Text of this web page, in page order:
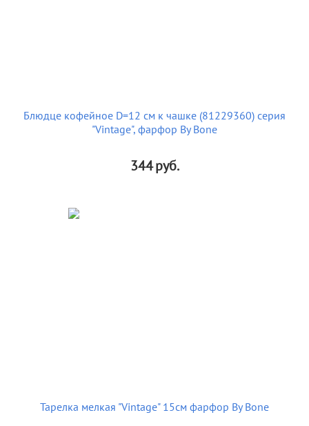
Блюдце кофейное D=12 см к чашке (81229360) серия
"Vintage", фарфор By Bone
344руб.
Тарелка мелкая "Vintage" 15см фарфор By Bone